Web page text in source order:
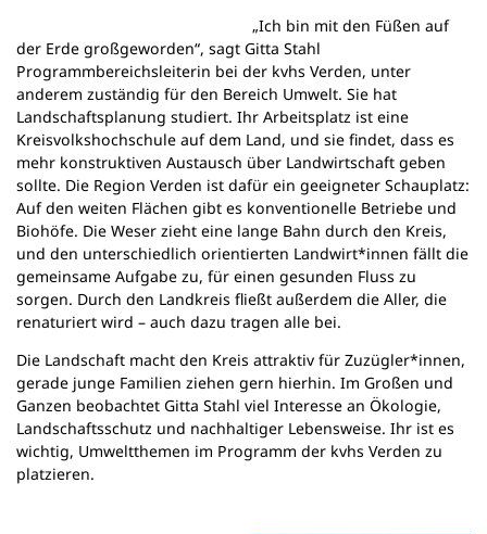
„Ich bin mit den Füßen auf
der Erde großgeworden“, sagt Gitta Stahl
Programmbereichsleiterin bei der kvhs Verden, unter
anderem zuständig für den Bereich Umwelt. Sie hat
Landschaftsplanung studiert. Ihr Arbeitsplatz ist eine
Kreisvolkshochschule auf dem Land, und sie findet, dass es
mehr konstruktiven Austausch über Landwirtschaft geben
sollte. Die Region Verden ist dafür ein geeigneter Schauplatz:
Auf den weiten Flächen gibt es konventionelle Betriebe und
Biohöfe. Die Weser zieht eine lange Bahn durch den Kreis,
und den unterschiedlich orientierten Landwirt*innen fällt die
gemeinsame Aufgabe zu, für einen gesunden Fluss zu
sorgen. Durch den Landkreis fließt außerdem die Aller, die
renaturiert wird – auch dazu tragen alle bei.
Die Landschaft macht den Kreis attraktiv für Zuzügler*innen,
gerade junge Familien ziehen gern hierhin. Im Großen und
Ganzen beobachtet Gitta Stahl viel Interesse an Ökologie,
Landschaftsschutz und nachhaltiger Lebensweise. Ihr ist es
wichtig, Umweltthemen im Programm der kvhs Verden zu
platzieren.